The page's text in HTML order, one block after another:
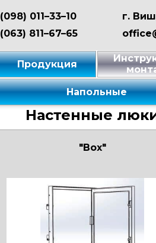
(098) 011–33–10
(063) 811–67–65
г.
Продукция
Напольные
Настенные
"Box"